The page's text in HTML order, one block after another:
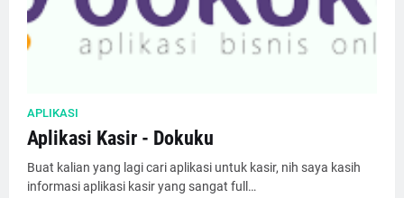
APLIKASI
Aplikasi Kasir - Dokuku
Buat kalian yang lagi cari aplikasi untuk kasir, nih saya kasih
informasi aplikasi kasir yang sangat full…